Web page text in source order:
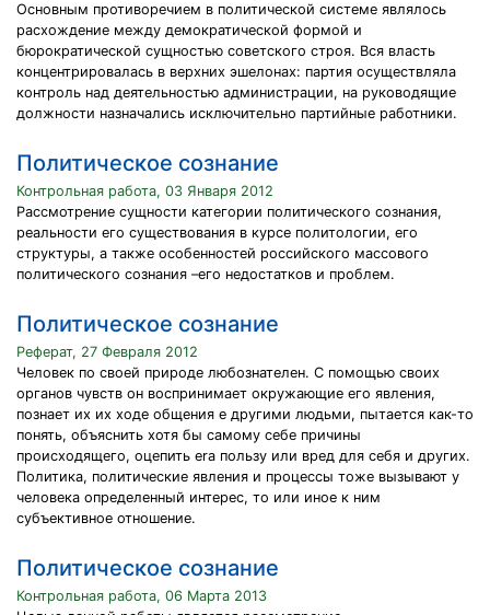
Основным противоречием в политической системе являлось
расхождение между демократической формой и
бюрократической сущностью советского строя. Вся власть
концентрировалась в верхних эшелонах: партия осуществляла
контроль над деятельностью администрации, на руководящие
должности назначались исключительно партийные работники.
Политическое сознание
Контрольная работа, 03 Января 2012
Рассмотрение сущности категории политического сознания,
реальности его существования в курсе политологии, его
структуры, а также особенностей российского массового
политического сознания –его недостатков и проблем.
Политическое сознание
Реферат, 27 Февраля 2012
Человек по своей природе любознателен. С помощью своих
органов чувств он воспринимает окружающие его явления,
позна­ет их их ходе общения е другими людьми, пытается как-то
понять, объяснить хотя бы самому себе причины
происходящего, оцепить era пользу или вред для себя и других.
Политика, политические явления и процессы тоже вызывают у
человека определенный ин­терес, то или иное к ним
субъективное отношение.
Политическое сознание
Контрольная работа, 06 Марта 2013